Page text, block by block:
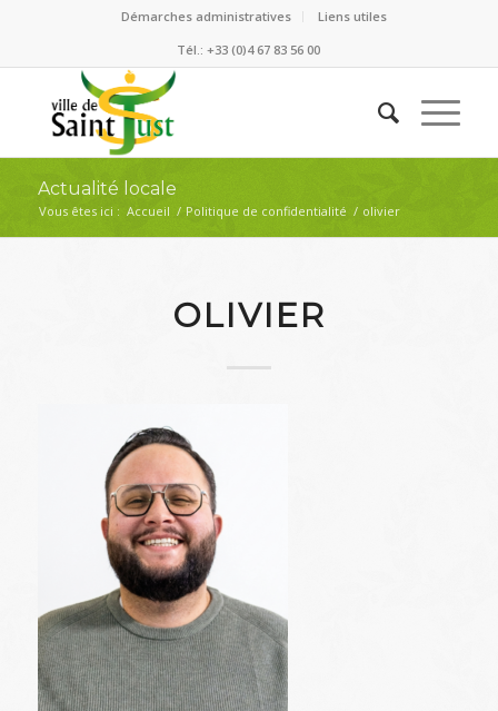
Démarches administratives
Liens utiles
Tél.: +33 (0)4 67 83 56 00
Actualité locale
Vous êtes ici : Accueil / Politique de confidentialité / olivier
OLIVIER